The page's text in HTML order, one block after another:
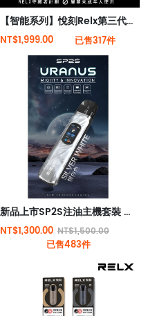
【智能系列】悅刻Relx第三代靈點霧化智能電子煙
NT$1,999.00 已售317件
新品上市SP2S注油主機套裝 天王星小煙機 多檔調節 高功率電子主機
NT$1,300.00 NT$1,500.00
已售483件